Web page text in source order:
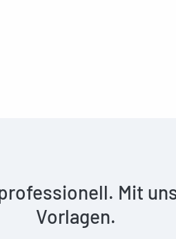
Mit
Vorlagen.